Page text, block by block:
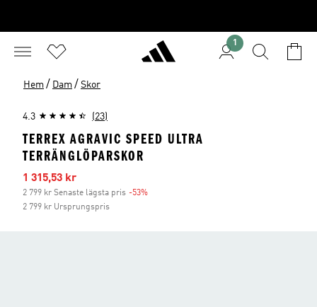
1
Hem / Dam / Skor
4.3 (23)
TERREX AGRAVIC SPEED ULTRA
TERRÄNGLÖPARSKOR
Reapris
1 315,53 kr
2 799 kr Senaste lägsta pris -53%
2 799 kr Ursprungspris